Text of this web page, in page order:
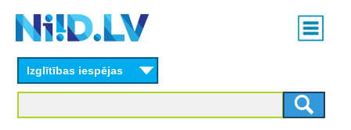
content
Main
menu
Izglītības iespējas